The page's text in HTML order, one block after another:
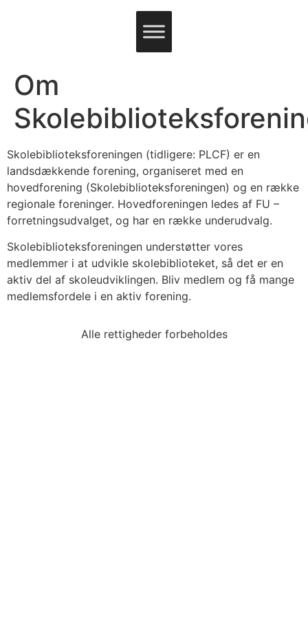
Om
Skolebiblioteksforeningen (tidligere: PLCF) er en
landsdækkende forening, organiseret med en
hovedforening (Skolebiblioteksforeningen) og en række
regionale foreninger. Hovedforeningen ledes af FU –
forretningsudvalget, og har en række underudvalg.
Skolebiblioteksforeningen understøtter vores
medlemmer i at udvikle skolebiblioteket, så det er en
aktiv del af skoleudviklingen. Bliv medlem og få mange
medlemsfordele i en aktiv forening.​
Alle rettigheder forbeholdes